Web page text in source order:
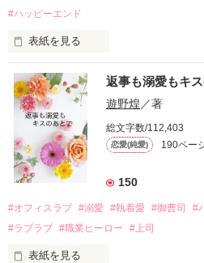
酔った勢いで一夜を共にしてしまっ
さらに、美桜が初めてだと知った哲
『責任をとる、結婚しよう』と真
戸惑う美桜とは裏腹に、好きという
甘やかしてくる。
そんなある日、哲平は美桜がストー
遭っていることを知る。
美桜を守るため、哲平は同居を提
夏木美桜(なつきみお)
鳴海哲平 (なるみてっぺい)
#ハッピーエンド
表紙を見る
おかしな噂を流されて前の職場で
桜は、海外で傷心旅行をしていたと
い、酒の勢いもあり一夜限りの関係
帰国後、美桜は新しい職場でワン
なんと彼の正体は、とある財閥御
れて起業した新進気鋭の実業家、社
――御影恭司その人だったのだ――
なぜか恭司から飼い猫の世話係を
の関係となってしまい――？
返事も溺愛もキ
遊野煌 ／著
総文字数/112,403
恋愛(純愛) 190ペー
150
#オフィスラブ #溺愛 #執着愛 #御曹司 #
#ラブラブ #職業ヒーロー #上司
表紙を見る